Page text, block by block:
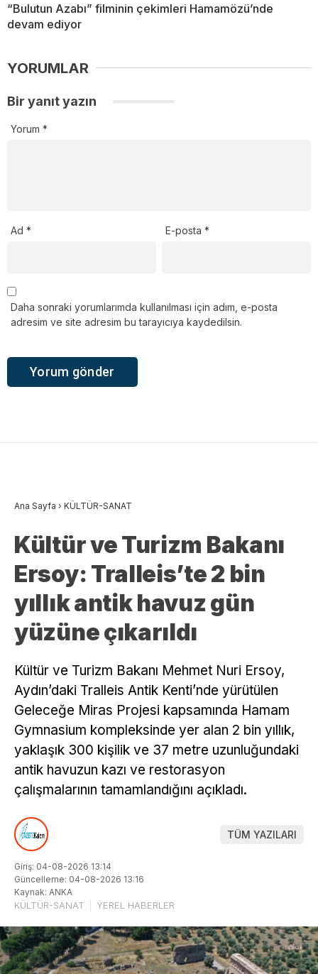
“Bulutun Azabı” filminin çekimleri Hamamözü’nde
devam ediyor
YORUMLAR
Bir yanıt yazın
Yorum *
Ad * E-posta*
Daha sonraki yorumlarımda kullanılması için adım, e-posta
adresim ve site adresim bu tarayıcıya kaydedilsin.
Ana Sayfa › KÜLTÜR-SANAT
Kültür ve Turizm Bakanı
Ersoy: Tralleis’te 2 bin
yıllık antik havuz gün
yüzüne çıkarıldı
Kültür ve Turizm Bakanı Mehmet Nuri Ersoy,
Aydın’daki Tralleis Antik Kenti’nde yürütülen
Geleceğe Miras Projesi kapsamında Hamam
Gymnasium kompleksinde yer alan 2 bin yıllık,
yaklaşık 300 kişilik ve 37 metre uzunluğundaki
antik havuzun kazı ve restorasyon
çalışmalarının tamamlandığını açıkladı.
TÜM YAZILARI
Giriş: 04-08-2026 13:14
Güncelleme: 04-08-2026 13:16
Kaynak: ANKA
KÜLTÜR-SANAT YEREL HABERLER